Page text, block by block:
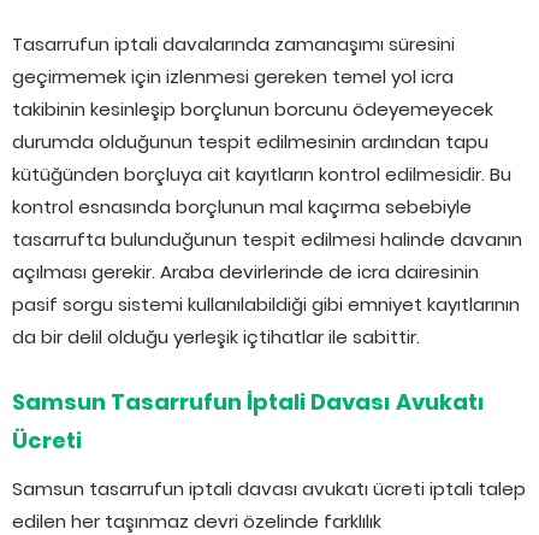
Tasarrufun iptali davalarında zamanaşımı süresini
geçirmemek için izlenmesi gereken temel yol icra
takibinin kesinleşip borçlunun borcunu ödeyemeyecek
durumda olduğunun tespit edilmesinin ardından tapu
kütüğünden borçluya ait kayıtların kontrol edilmesidir. Bu
kontrol esnasında borçlunun mal kaçırma sebebiyle
tasarrufta bulunduğunun tespit edilmesi halinde davanın
açılması gerekir. Araba devirlerinde de icra dairesinin
pasif sorgu sistemi kullanılabildiği gibi emniyet kayıtlarının
da bir delil olduğu yerleşik içtihatlar ile sabittir.
Samsun Tasarrufun İptali Davası Avukatı
Ücreti
Samsun tasarrufun iptali davası avukatı ücreti iptali talep
edilen her taşınmaz devri özelinde farklılık